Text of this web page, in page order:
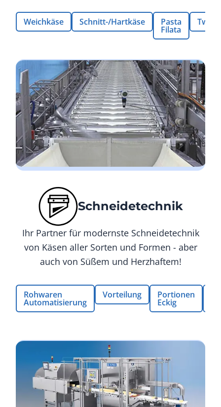
Weichkäse Schnitt-/Hartkäse Pasta
Filata
Schneidetechnik
Ihr Partner für modernste Schneidetechnik
von Käsen aller Sorten und Formen - aber
auch von Süßem und Herzhaftem!
Rohwaren
Automatisierung
Vorteilung Portionen
Eckig